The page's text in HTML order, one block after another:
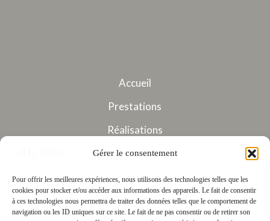
Gérer le consentement
Pour offrir les meilleures expériences, nous utilisons des technologies telles que les
cookies pour stocker et/ou accéder aux informations des appareils. Le fait de consentir
à ces technologies nous permettra de traiter des données telles que le comportement de
navigation ou les ID uniques sur ce site. Le fait de ne pas consentir ou de retirer son
Accueil
Prestations
Réalisations
À Propos
Contact